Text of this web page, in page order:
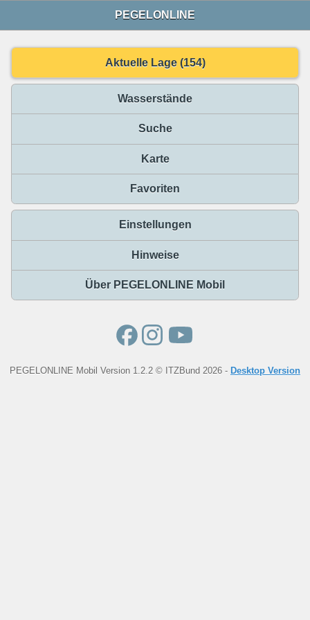
PEGELONLINE
Aktuelle Lage (154)
Wasserstände
Suche
Karte
Favoriten
Einstellungen
Hinweise
Über PEGELONLINE Mobil
PEGELONLINE Mobil Version 1.2.2 © ITZBund 2026 - Desktop Version